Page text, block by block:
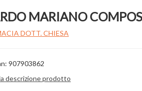
MARIANO
DOTT. CHIESA
907903862
descrizione prodotto